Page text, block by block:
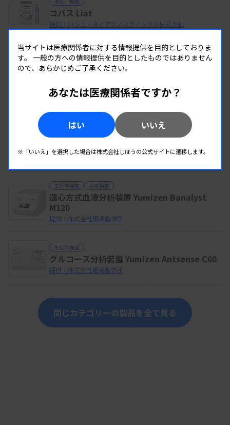
コバス Liat
提供：ロシュ・ダイアグノスティックス株式会社
この企業の製品を全て見る
同じカテゴリーの製品
提供：株式会社テクノメディカ
生化学検査 免疫検査
遠心方式血液分析装置 Yumizen Banalyst
M120
提供：株式会社堀場製作所
生化学検査
グルコース分析装置 Yumizen Antsense C60
提供：株式会社堀場製作所
同じカテゴリーの製品を全て見る
当サイトは医療関係者に対する情報提供を目的としておりま
す。 一般の方への情報提供を目的としたものではありません
ので、あらかじめご了承ください。
あなたは医療関係者ですか？
はい いいえ
※「いいえ」を選択した場合は株式会社じほうの公式サイトに遷移します。